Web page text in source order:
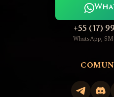
+55 (17)
WhatsApp,